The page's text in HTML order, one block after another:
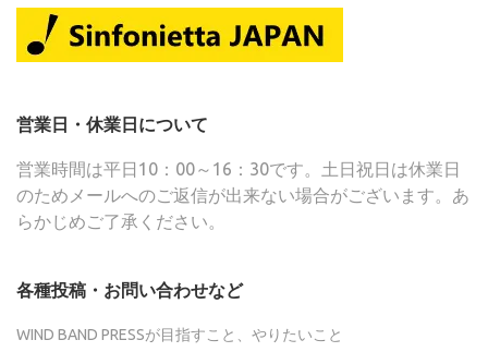
営業日・休業日について
営業時間は平日10：00～16：30です。土日祝日は休業日
のためメールへのご返信が出来ない場合がございます。あ
らかじめご了承ください。
各種投稿・お問い合わせなど
WIND BAND PRESSが目指すこと、やりたいこと